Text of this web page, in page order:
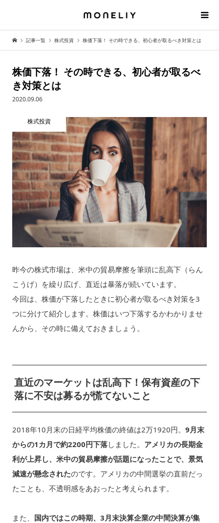
記事一覧 株式投資 株価下落！ その時できる、初心者が取るべき対策とは
株価下落！ その時できる、初心者が取るべ
き対策とは
2020.09.06
株式投資
昨今の株式市場は、米中の貿易摩擦を筆頭に乱高下（らん
こうげ）を繰り広げ、直近は暴落が続いています。
今回は、株価が下落したときに初心者が取るべき対策を3
つに分けて紹介します。株価はいつ下落するかわかりませ
んから、その時に備えておきましょう。
直近のマーケットは乱高下！保有資産の下
落に不安は募るが慌てないこと
2018年10月末の日経平均株価の終値は2万1920円。 9月末
からの1カ月で約2200円下落しました。 アメリカの長期金
利が上昇し、米中の貿易摩擦が話題になったことで、景気
減速が懸念されたのです。アメリカの中間選挙の直前だっ
たことも、不透明感をあおったと考えられます。
また、 国内ではこの時期、3月末決算企業の中間決算が集